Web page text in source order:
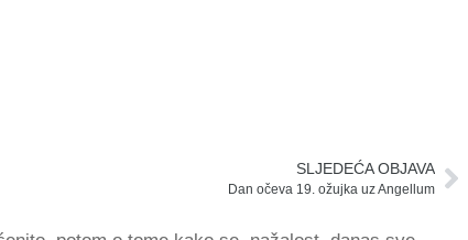
SLJEDEĆA OBJAVA
Dan očeva 19. ožujka uz Angellum